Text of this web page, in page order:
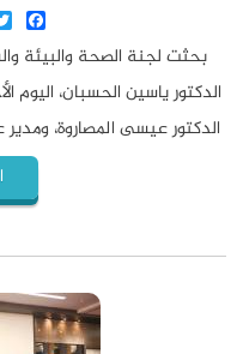
بحثت لجنة الصحة والبيئة
الدكتور ياسين الحسبان،
الدكتور عيسى المصاروة، ومدير